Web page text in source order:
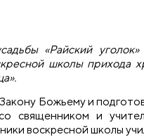
«Райский
школы прихода
Божьему и
священником и
воскресной школы